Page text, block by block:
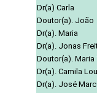
Dr(a) Carla
Doutor(a). João
Dr(a). Maria
Dr(a). Jonas
Doutor(a). Maria
Dr(a). Camila
Dr(a). José